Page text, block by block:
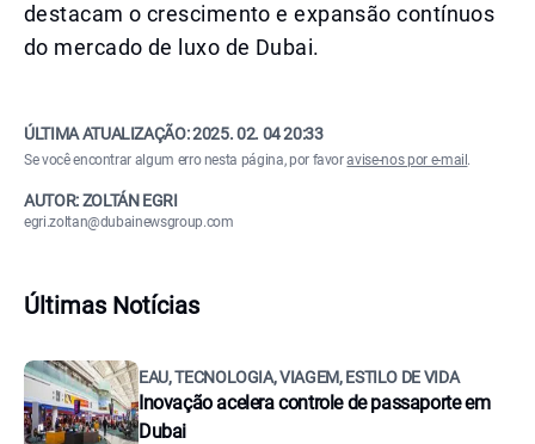
destacam o crescimento e expansão contínuos
do mercado de luxo de Dubai.
ÚLTIMA ATUALIZAÇÃO:2025. 02. 04 20:33
Se você encontrar algum erro nesta página, por favoravise-nos por e-mail .
AUTOR: ZOLTÁN EGRI
egri.zoltan@dubainewsgroup.com
Últimas Notícias
EAU, TECNOLOGIA, VIAGEM, ESTILO DE VIDA
Inovação acelera controle de passaporte em
Dubai